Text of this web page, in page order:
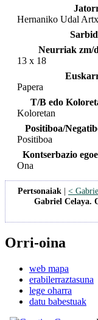
Hernaniko Udal
Neurriak zm/
13 x 18
Papera
T/B edo
Koloretan
Positiboa/
Positiboa
Kontserbazio
Ona
Pertsonaiak | <
Gabriel Celaya.
Orri-oina
web mapa
erabilerraztasuna
lege oharra
datu babestuak